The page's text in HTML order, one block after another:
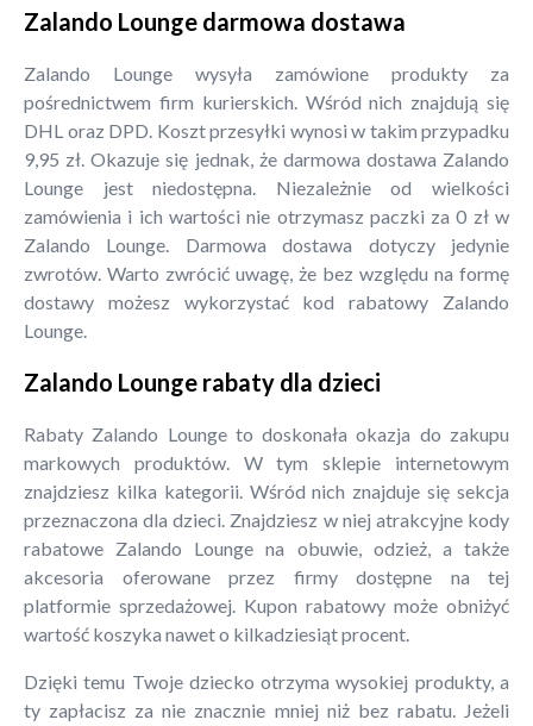
Zalando Lounge darmowa dostawa
Zalando Lounge wysyła zamówione produkty za
pośrednictwem firm kurierskich. Wśród nich znajdują się
DHL oraz DPD. Koszt przesyłki wynosi w takim przypadku
9,95 zł. Okazuje się jednak, że darmowa dostawa Zalando
Lounge jest niedostępna. Niezależnie od wielkości
zamówienia i ich wartości nie otrzymasz paczki za 0 zł w
Zalando Lounge. Darmowa dostawa dotyczy jedynie
zwrotów. Warto zwrócić uwagę, że bez względu na formę
dostawy możesz wykorzystać kod rabatowy Zalando
Lounge.
Zalando Lounge rabaty dla dzieci
Rabaty Zalando Lounge to doskonała okazja do zakupu
markowych produktów. W tym sklepie internetowym
znajdziesz kilka kategorii. Wśród nich znajduje się sekcja
przeznaczona dla dzieci. Znajdziesz w niej atrakcyjne kody
rabatowe Zalando Lounge na obuwie, odzież, a także
akcesoria oferowane przez firmy dostępne na tej
platformie sprzedażowej. Kupon rabatowy może obniżyć
wartość koszyka nawet o kilkadziesiąt procent.
Dzięki temu Twoje dziecko otrzyma wysokiej produkty, a
ty zapłacisz za nie znacznie mniej niż bez rabatu. Jeżeli